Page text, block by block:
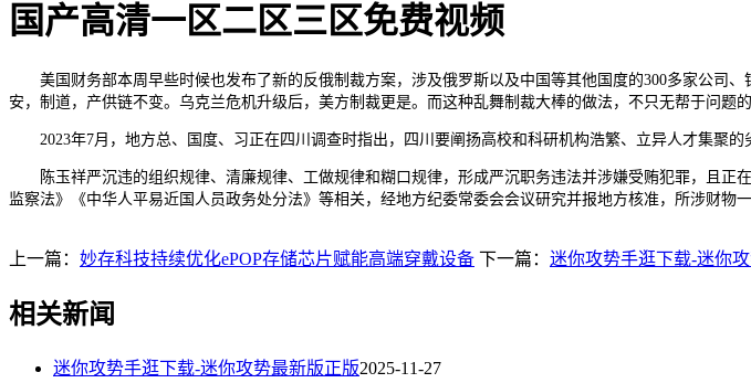
国产高清一区二区三区免费视频
美国财务部本周早些时候也发布了新的反俄制裁方案，涉及俄罗斯以及中国等其他国度的300多家公司
安，制道，产供链不变。乌克兰危机升级后，美方制裁更是。而这种乱舞制裁大棒的做法，不只无帮于问题
2023年7月，地方总、国度、习正在四川调查时指出，四川要阐扬高校和科研机构浩繁、立异人才集聚的
陈玉祥严沉违的组织规律、清廉规律、工做规律和糊口规律，形成严沉职务违法并涉嫌受贿犯罪，且正
监察法》《中华人平易近国人员政务处分法》等相关，经地方纪委常委会会议研究并报地方核准，所涉财物一
上一篇： 妙存科技持续优化ePOP存储芯片赋能高端穿戴设备 下一篇： 迷你攻势手逛下载-迷你
相关新闻
迷你攻势手逛下载-迷你攻势最新版正版2025-11-27